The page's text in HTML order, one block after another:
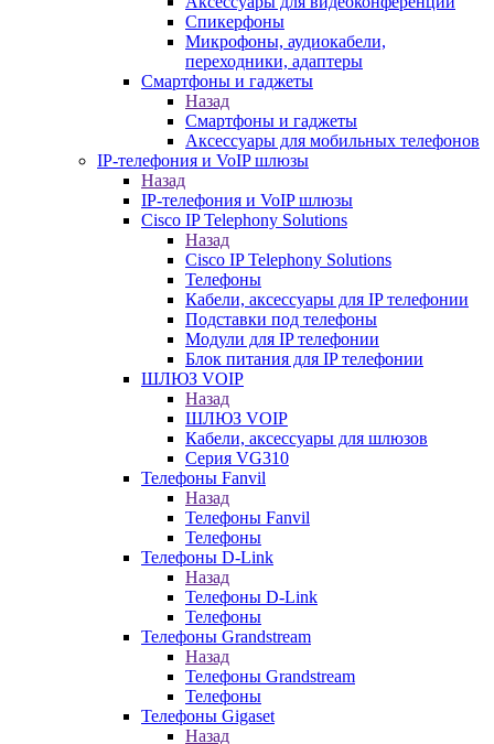
Спикерфоны
Микрофоны, аудиокабели,
переходники, адаптеры
Смартфоны и гаджеты
Назад
Смартфоны и гаджеты
Аксессуары для мобильных телефонов
IP-телефония и VoIP шлюзы
Назад
IP-телефония и VoIP шлюзы
Cisco IP Telephony Solutions
Назад
Cisco IP Telephony Solutions
Телефоны
Кабели, аксессуары для IP телефонии
Подставки под телефоны
Модули для IP телефонии
Блок питания для IP телефонии
ШЛЮЗ VOIP
Назад
ШЛЮЗ VOIP
Кабели, аксессуары для шлюзов
Серия VG310
Телефоны Fanvil
Назад
Телефоны Fanvil
Телефоны
Телефоны D-Link
Назад
Телефоны D-Link
Телефоны
Телефоны Grandstream
Назад
Телефоны Grandstream
Телефоны
Телефоны Gigaset
Назад